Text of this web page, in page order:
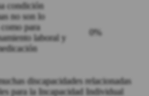
condición
no son lo
para
laboral y
0%
discapacidades relacionadas
para la Incapacidad Individual